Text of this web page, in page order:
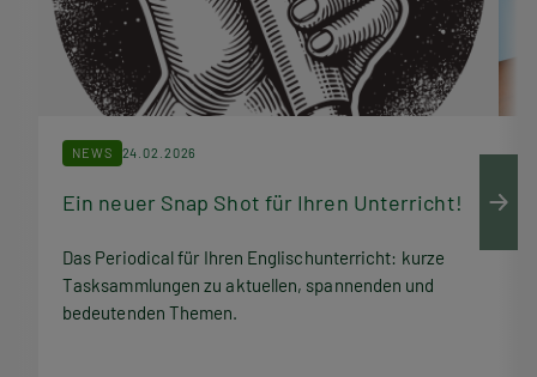
NEWS 24.02.2026
Ein neuer Snap Shot für Ihren Unterricht!
Das Periodical für Ihren Englischunterricht: kurze
Tasksammlungen zu aktuellen, spannenden und
bedeutenden Themen.